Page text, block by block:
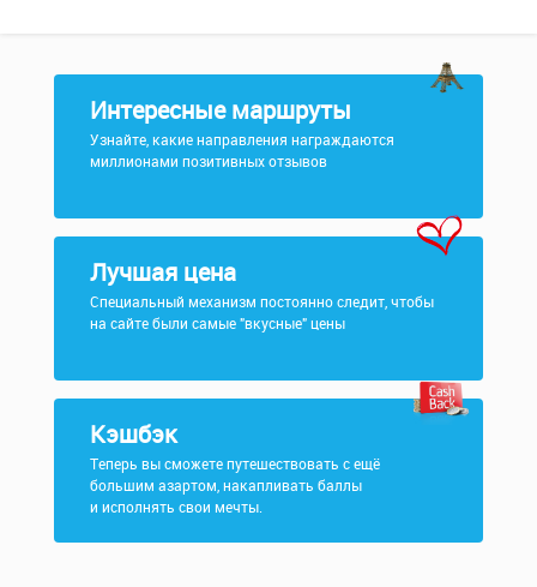
Интересные маршруты
Узнайте, какие направления награждаются
миллионами позитивных отзывов
Лучшая цена
Специальный механизм постоянно следит, чтобы
на сайте были самые "вкусные" цены
Кэшбэк
Теперь вы сможете путешествовать с ещё
большим азартом, накапливать баллы
и исполнять свои мечты.